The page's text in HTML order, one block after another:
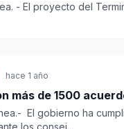
- El proyecto del
hace 1 año
más de 1500
El gobierno ha
los consej...